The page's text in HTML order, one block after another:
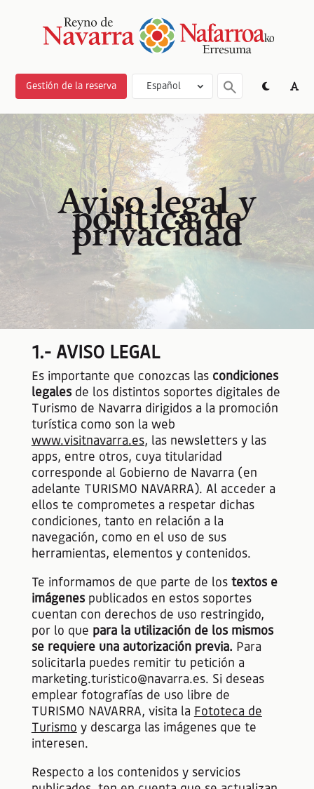
Gestión de la reserva Español
Aviso legal y
política de
privacidad
1.- AVISO LEGAL
Es importante que conozcas las condiciones
legalesde los distintos soportes digitales de
Turismo de Navarra dirigidos a la promoción
turística como son la web
www.visitnavarra.es, las newsletters y las
apps, entre otros, cuya titularidad
corresponde al Gobierno de Navarra (en
adelante TURISMO NAVARRA). Al acceder a
ellos te comprometes a respetar dichas
condiciones, tanto en relación a la
navegación, como en el uso de sus
herramientas, elementos y contenidos.
Te informamos de que parte de lostextos e
imágenespublicados en estos soportes
cuentan con derechos de uso restringido,
por lo que para la utilización de los mismos
se requiere una autorización previa. Para
solicitarla puedes remitir tu petición a
marketing.turistico@navarra.es. Si deseas
emplear fotografías de uso libre de
TURISMO NAVARRA, visita la Fototeca de
Turismo y descarga las imágenes que te
interesen.
Respecto a los contenidos y servicios